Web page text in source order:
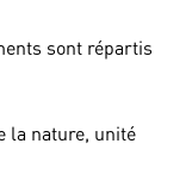
sont répartis
la nature, unité